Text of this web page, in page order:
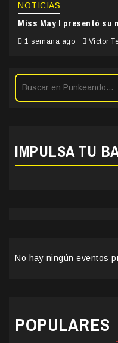
NOTICIAS
Miss May I presentó su
1 semana ago Victor
IMPULSA TU
No hay ningún eventos
POPULARES